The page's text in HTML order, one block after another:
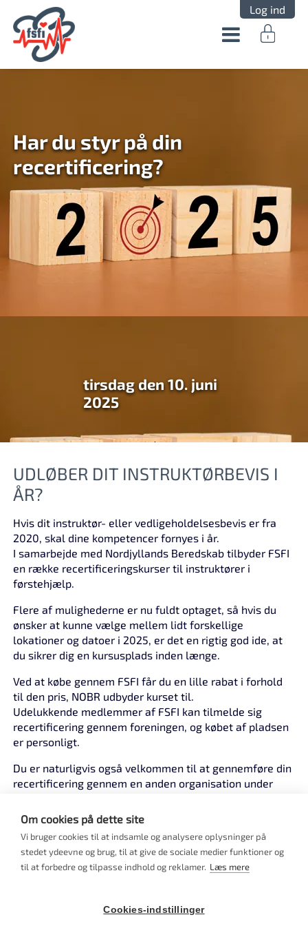
Log ind
Har du styr på din
recertificering?
tirsdag den 10. juni
2025
UDLØBER DIT INSTRUKTØRBEVIS I
ÅR?
Hvis dit instruktør- eller vedligeholdelsesbevis er fra
2020, skal dine kompetencer fornyes i år.
I samarbejde med Nordjyllands Beredskab tilbyder FSFI
en række recertificeringskurser til instruktører i
førstehjælp.
Flere af mulighederne er nu fuldt optaget, så hvis du
ønsker at kunne vælge mellem lidt forskellige
lokationer og datoer i 2025, er det en rigtig god ide, at
du sikrer dig en kursusplads inden længe.
Ved at købe gennem FSFI får du en lille rabat i forhold
til den pris, NOBR udbyder kurset til.
Udelukkende medlemmer af FSFI kan tilmelde sig
recertificering gennem foreningen, og købet af pladsen
er personligt.
Du er naturligvis også velkommen til at gennemføre din
recertificering gennem en anden organisation under
Hvis du har brug for viden om reglerne for at søge
dispensation, eller du har spørgsmål til kurset eller til
dit instruktørbevis, er du altid velkommen til at kontakte
FSFI's sekretariat.
dispensationsansøgninger" pådenne side
Om cookies på dette site
Vi bruger cookies til at indsamle og analysere oplysninger på
stedet ydeevne og brug, til at give de sociale medier funktioner og
til at forbedre og tilpasse indhold og reklamer. Læs mere
Cookies-indstillinger